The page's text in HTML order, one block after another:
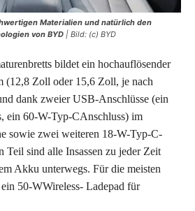
Materialien und natürlich den
von BYD | Bild: (c) BYD
bildet ein hochauflösender
(12,8 Zoll oder 15,6 Zoll, je nach
dank zweier USB-Anschlüsse (ein
ein 60-W-Typ-CAnschluss) im
sowie zwei weiteren 18-W-Typ-C-
Teil sind alle Insassen zu jeder Zeit
Akku unterwegs. Für die meisten
50-WWireless- Ladepad für